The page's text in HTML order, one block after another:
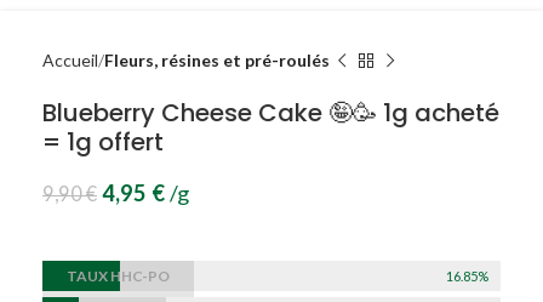
Accueil Fleurs, résines et pré-roulés
Blueberry Cheese Cake 🤪🥳 1g acheté
= 1g offert
9,90€ 4,95 €/g
TAUX HHC-PO 16.85%